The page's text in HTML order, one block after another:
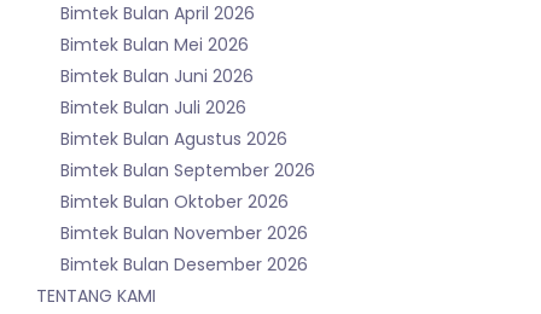
Bimtek Bulan April 2026
Bimtek Bulan Mei 2026
Bimtek Bulan Juni 2026
Bimtek Bulan Juli 2026
Bimtek Bulan Agustus 2026
Bimtek Bulan September 2026
Bimtek Bulan Oktober 2026
Bimtek Bulan November 2026
Bimtek Bulan Desember 2026
TENTANG KAMI